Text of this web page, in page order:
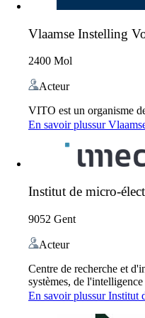
Vlaamse Instelling
2400 Mol
Acteur
VITO est un organisme
En savoir plussur
Institut de micro-
9052 Gent
Acteur
Centre de recherche et
systèmes, de
En savoir plussurInstitut